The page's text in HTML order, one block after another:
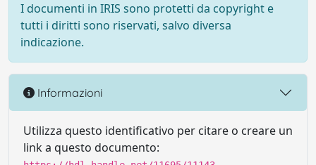
I documenti in IRIS sono protetti da copyright e
tutti i diritti sono riservati, salvo diversa
indicazione.
Informazioni
Utilizza questo identificativo per citare o creare un
link a questo documento: